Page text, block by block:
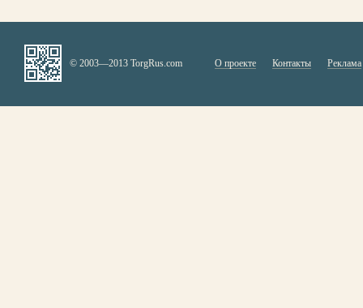
© 2003—2013 TorgRus.com О проекте Контакты Реклама